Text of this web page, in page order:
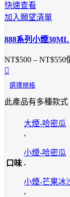
快速查看
加入願望清單
888系列小煙
NT$500 – NT$550
選擇規格
此產品有多種款
口味
大煙-哈密瓜
,
小煙-哈密瓜
,
小煙-芒果冰
,